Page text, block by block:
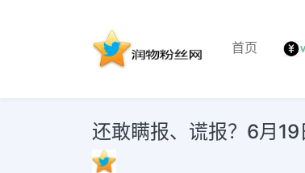
首页
还敢瞒报、谎报？6月